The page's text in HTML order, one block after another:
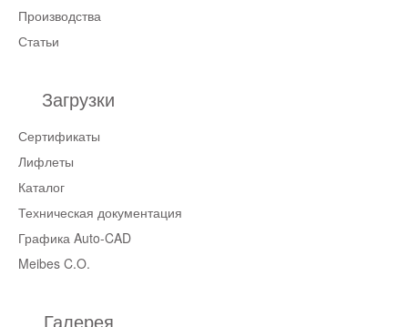
Производства
Статьи
Загрузки
Сертификаты
Лифлеты
Каталог
Техническая документация
Графика Auto-CAD
Meibes C.O.
Галерея